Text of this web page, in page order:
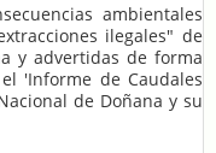
ambientales
ilegales" de
y advertidas de forma
'Informe de Caudales
de Doñana y su